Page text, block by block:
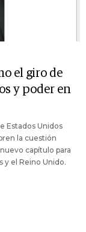
el giro de
y poder en
Estados Unidos
la cuestión
capítulo para
y el Reino Unido.